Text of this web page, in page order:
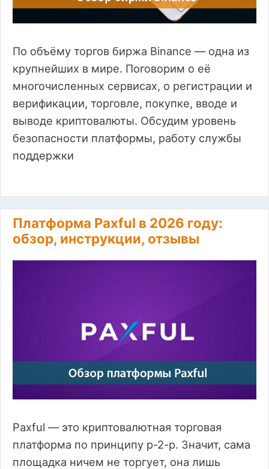
По объёму торгов биржа Binance — одна из
крупнейших в мире. Поговорим о её
многочисленных сервисах, о регистрации и
верификации, торговле, покупке, вводе и
выводе криптовалюты. Обсудим уровень
безопасности платформы, работу службы
поддержки
Платформа Paxful в 2026 году:
обзор, инструкции, отзывы
Paxful — это криптовалютная торговая
платформа по принципу p-2-p. Значит, сама
площадка ничем не торгует, она лишь